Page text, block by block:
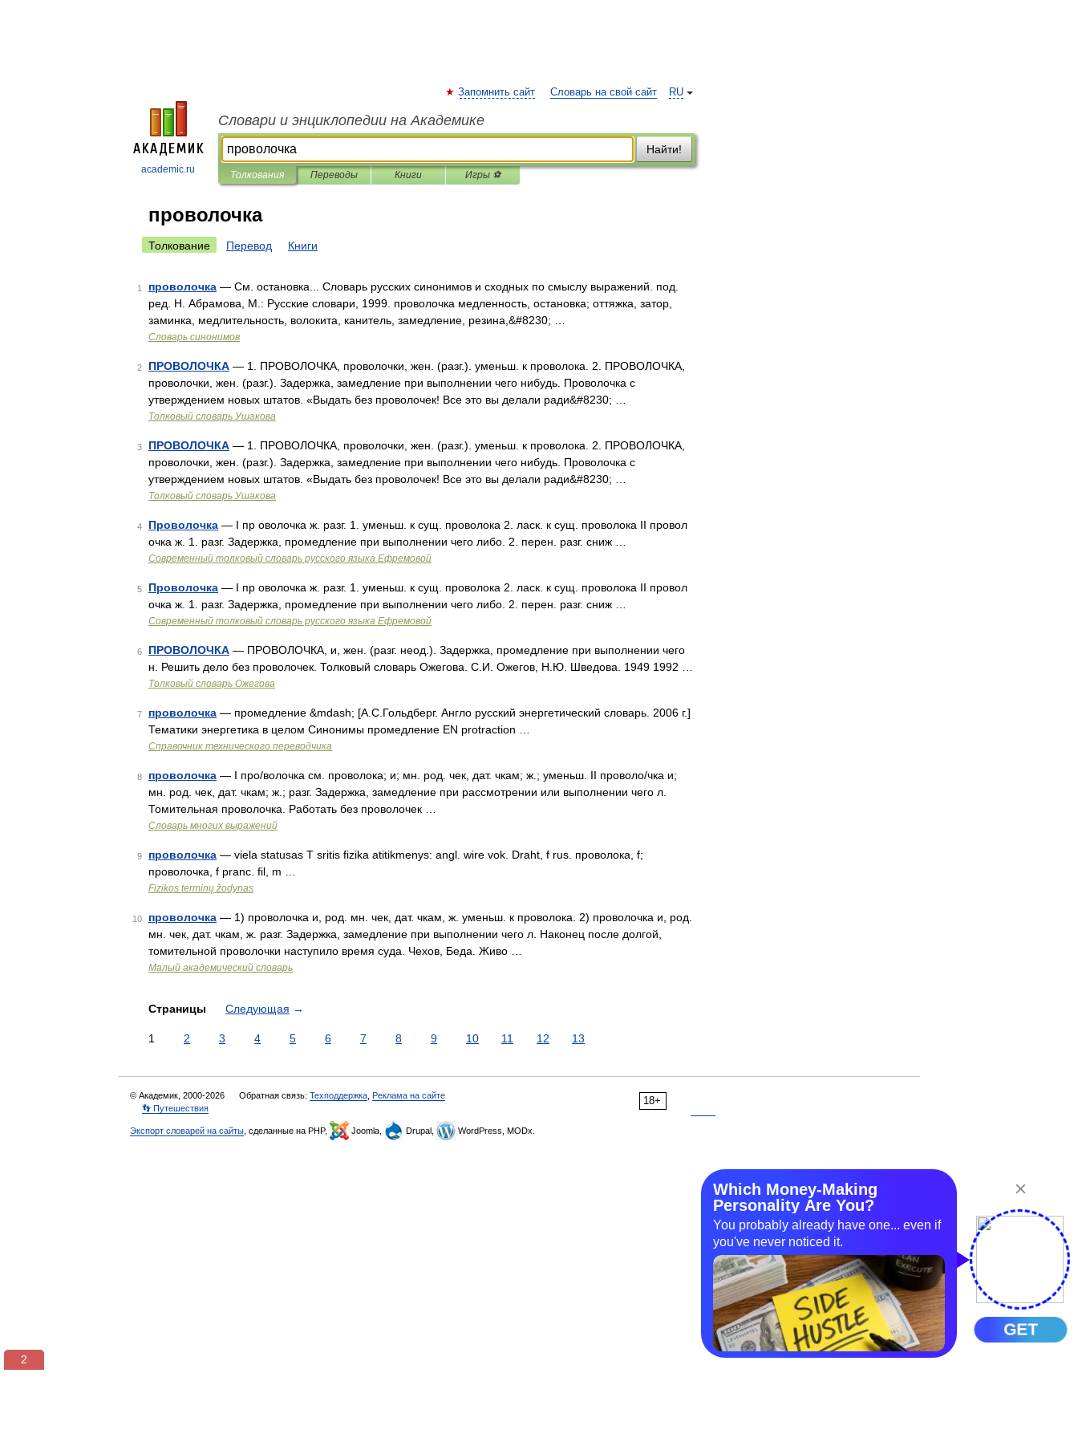
academic.ru
RU
Запомнить сайт Словарь на свой сайт
Словари и энциклопедии на Академике
Найти!
Толкования Переводы Книги Игры ⚽
проволочка
Толкование Перевод Книги
1 проволочка — См. остановка... Словарь русских синонимов и сходных по смыслу выражений. под.
ред. Н. Абрамова, М.: Русские словари, 1999. проволочка медленность, остановка; оттяжка, затор,
заминка, медлительность, волокита, канитель, замедление, резина,&#8230; …
Словарь синонимов
2 ПРОВОЛОЧКА — 1. ПРОВОЛОЧКА, проволочки, жен. (разг.). уменьш. к проволока. 2. ПРОВОЛОЧКА,
проволочки, жен. (разг.). Задержка, замедление при выполнении чего нибудь. Проволочка с
утверждением новых штатов. «Выдать без проволочек! Все это вы делали ради&#8230; …
Толковый словарь Ушакова
3 ПРОВОЛОЧКА — 1. ПРОВОЛОЧКА, проволочки, жен. (разг.). уменьш. к проволока. 2. ПРОВОЛОЧКА,
проволочки, жен. (разг.). Задержка, замедление при выполнении чего нибудь. Проволочка с
утверждением новых штатов. «Выдать без проволочек! Все это вы делали ради&#8230; …
Толковый словарь Ушакова
4 Проволочка — I пр оволочка ж. разг. 1. уменьш. к сущ. проволока 2. ласк. к сущ. проволока II провол
очка ж. 1. разг. Задержка, промедление при выполнении чего либо. 2. перен. разг. сниж …
Современный толковый словарь русского языка Ефремовой
5 Проволочка — I пр оволочка ж. разг. 1. уменьш. к сущ. проволока 2. ласк. к сущ. проволока II провол
очка ж. 1. разг. Задержка, промедление при выполнении чего либо. 2. перен. разг. сниж …
Современный толковый словарь русского языка Ефремовой
6 ПРОВОЛОЧКА — ПРОВОЛОЧКА, и, жен. (разг. неод.). Задержка, промедление при выполнении чего
н. Решить дело без проволочек. Толковый словарь Ожегова. С.И. Ожегов, Н.Ю. Шведова. 1949 1992 …
Толковый словарь Ожегова
7 проволочка — промедление &mdash; [А.С.Гольдберг. Англо русский энергетический словарь. 2006 г.]
Тематики энергетика в целом Синонимы промедление EN protraction …
Справочник технического переводчика
8 проволочка — I про/волочка см. проволока; и; мн. род. чек, дат. чкам; ж.; уменьш. II проволо/чка и;
мн. род. чек, дат. чкам; ж.; разг. Задержка, замедление при рассмотрении или выполнении чего л.
Томительная проволочка. Работать без проволочек …
Словарь многих выражений
9 проволочка — viela statusas T sritis fizika atitikmenys: angl. wire vok. Draht, f rus. проволока, f;
проволочка, f pranc. fil, m …
Fizikos terminų žodynas
10 проволочка — 1) проволочка и, род. мн. чек, дат. чкам, ж. уменьш. к проволока. 2) проволочка и, род.
мн. чек, дат. чкам, ж. разг. Задержка, замедление при выполнении чего л. Наконец после долгой,
томительной проволочки наступило время суда. Чехов, Беда. Живо …
Малый академический словарь
Страницы Следующая →
1 2 3 4 5 6 7 8 9 10 11 12 13
18+
© Академик, 2000-2026 Обратная связь: Техподдержка Реклама на сайте
👣 Путешествия
Экспорт словарей на сайты , сделанные на PHP, Joomla, Drupal, WordPress, MODx.
2